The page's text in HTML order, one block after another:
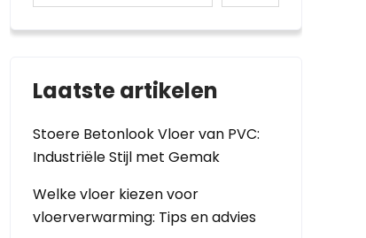
Laatste artikelen
Stoere Betonlook Vloer van PVC:
Industriële Stijl met Gemak
Welke vloer kiezen voor
vloerverwarming: Tips en advies